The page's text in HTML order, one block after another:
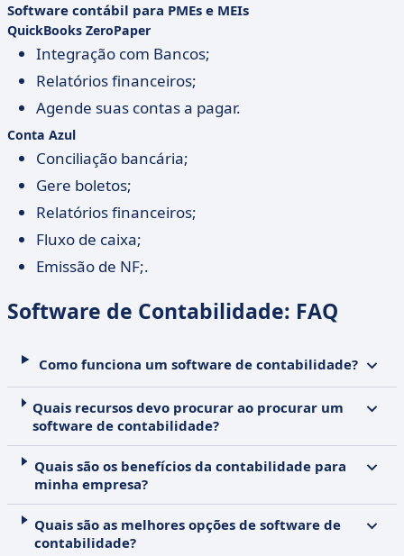
Software contábil para PMEs e MEIs
QuickBooks ZeroPaper
Integração com Bancos;
Relatórios financeiros;
Agende suas contas a pagar.
Conta Azul
Conciliação bancária;
Gere boletos;
Relatórios financeiros;
Fluxo de caixa;
Emissão de NF;.
Software de Contabilidade: FAQ
Como funciona um software de contabilidade?
Quais recursos devo procurar ao procurar um
software de contabilidade?
Quais são os benefícios da contabilidade para
minha empresa?
Quais são as melhores opções de software de
contabilidade?